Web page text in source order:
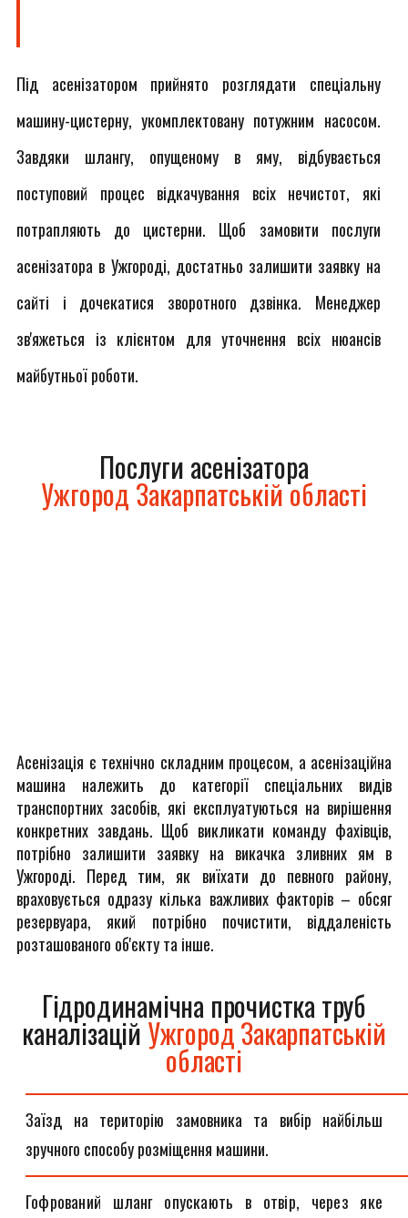
Під асенізатором прийнято розглядати спеціальну
машину-цистерну, укомплектовану потужним насосом.
Завдяки шлангу, опущеному в яму, відбувається
поступовий процес відкачування всіх нечистот, які
потрапляють до цистерни. Щоб замовити послуги
асенізатора в Ужгороді, достатньо залишити заявку на
сайті і дочекатися зворотного дзвінка. Менеджер
зв'яжеться із клієнтом для уточнення всіх нюансів
майбутньої роботи.
Послуги асенізатора
Ужгород Закарпатській області
Асенізація є технічно складним процесом, а асенізаційна
машина належить до категорії спеціальних видів
транспортних засобів, які експлуатуються на вирішення
конкретних завдань. Щоб викликати команду фахівців,
потрібно залишити заявку на викачка зливних ям в
Ужгороді. Перед тим, як виїхати до певного району,
враховується одразу кілька важливих факторів – обсяг
резервуара, який потрібно почистити, віддаленість
розташованого об'єкту та інше.
Гідродинамічна прочистка труб
каналізацій Ужгород Закарпатській
області
Заїзд на територію замовника та вибір найбільш
зручного способу розміщення машини.
Гофрований шланг опускають в отвір, через яке